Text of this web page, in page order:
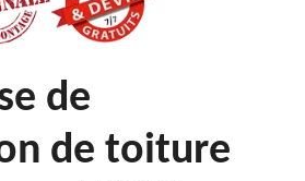
de
de toiture